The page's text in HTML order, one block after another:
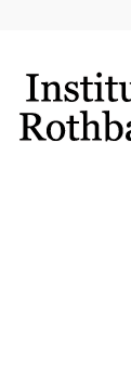
Instituto
Rothbard
Brasil